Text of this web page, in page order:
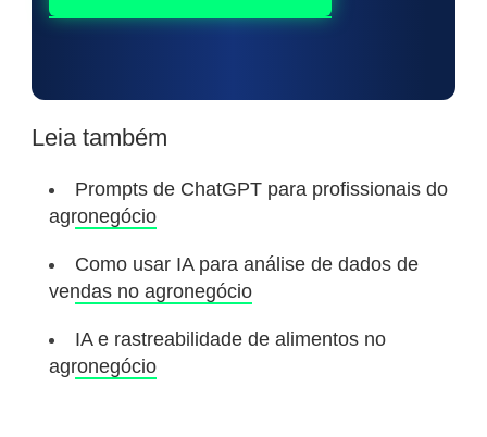
Leia também
Prompts de ChatGPT para profissionais do
agronegócio
Como usar IA para análise de dados de
vendas no agronegócio
IA e rastreabilidade de alimentos no
agronegócio